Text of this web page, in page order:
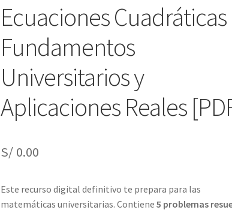
Ecuaciones Cuadráticas
Fundamentos
Universitarios y
Aplicaciones Reales
S/ 0.00
Este recurso digital definitivo te prepara para las
matemáticas universitarias. Contiene5 problemas